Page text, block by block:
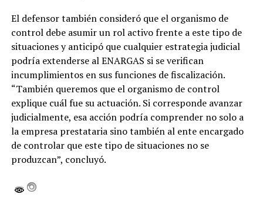
El defensor también consideró que el organismo de
control debe asumir un rol activo frente a este tipo de
situaciones y anticipó que cualquier estrategia judicial
podría extenderse al ENARGAS si se verifican
incumplimientos en sus funciones de fiscalización.
“También queremos que el organismo de control
explique cuál fue su actuación. Si corresponde avanzar
judicialmente, esa acción podría comprender no solo a
la empresa prestataria sino también al ente encargado
de controlar que este tipo de situaciones no se
produzcan”, concluyó.